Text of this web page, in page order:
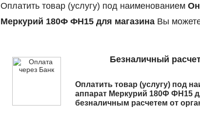
Оплатить товар (услугу) под наименованием
Меркурий 180Ф ФН15 для магазина Вы
Безналичный
Оплатить товар (услугу) под
аппарат Меркурий 180Ф ФН15
безналичным расчетем от